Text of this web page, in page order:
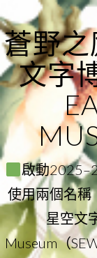
to
content
蒼野
文字
啟動
使用兩個名稱
星空文
Museum（